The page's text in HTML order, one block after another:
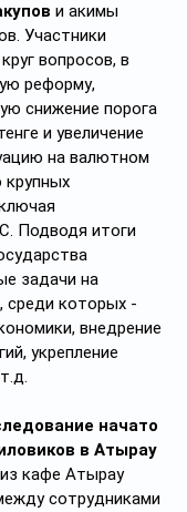
и акимы
Участники
вопросов, в
реформу,
снижение порога
и увеличение
на валютном
крупных
Подводя итоги
задачи на
среди которых -
внедрение
укрепление
начато
в Атырау
кафе Атырау
сотрудниками